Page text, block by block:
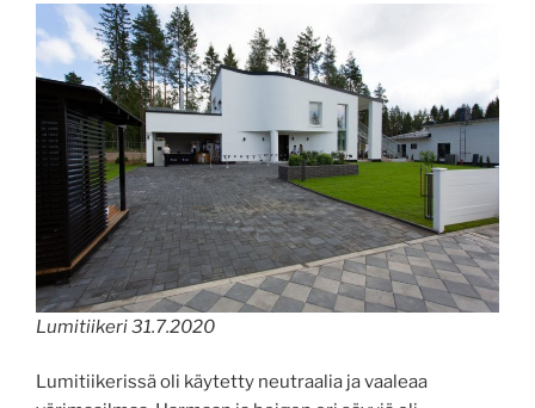
Lumitiikeri 31.7.2020
Lumitiikerissä oli käytetty neutraalia ja vaaleaa